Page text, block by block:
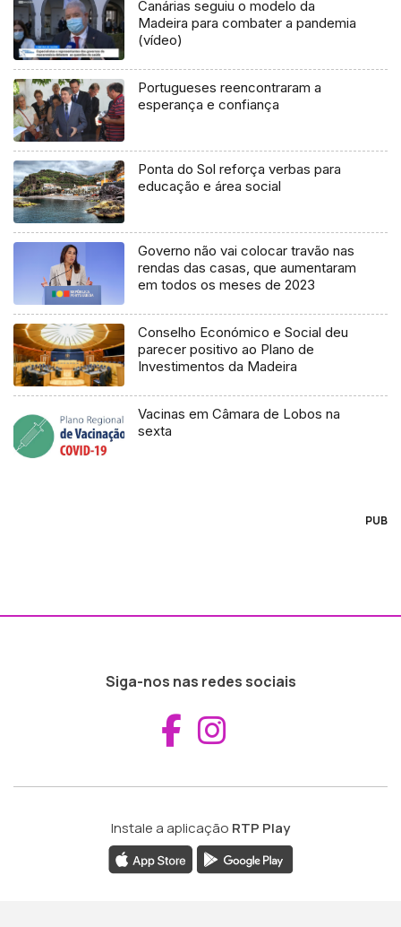
Canárias seguiu o modelo da
Madeira para combater a pandemia
(vídeo)
Portugueses reencontraram a
esperança e confiança
Ponta do Sol reforça verbas para
educação e área social
Governo não vai colocar travão nas
rendas das casas, que aumentaram
em todos os meses de 2023
Conselho Económico e Social deu
parecer positivo ao Plano de
Investimentos da Madeira
Vacinas em Câmara de Lobos na
sexta
PUB
Siga-nos nas redes sociais
Aceder ao
Instale a aplicação RTP Play